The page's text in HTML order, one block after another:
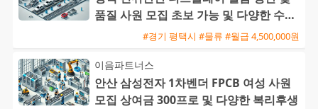
품질 사원 모집 초보 가능 및 다양한 수당
#경기 평택시 #물류 #월급 4,500,000원
이음파트너스
안산 삼성전자 1차벤더 FPCB 여성 사원
모집 상여금 300프로 및 다양한 복리후생